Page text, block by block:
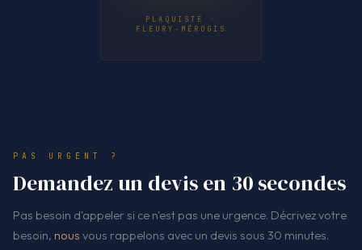
PLAQUISTE ·
FLEURY-MÉROGIS
PAS URGENT ?
Demandez un devis en 30 secondes
Pas besoin d'appeler si ce n'est pas une urgence. Décrivez votre
besoin, nous vous rappelons avec un devis sous 30 minutes.